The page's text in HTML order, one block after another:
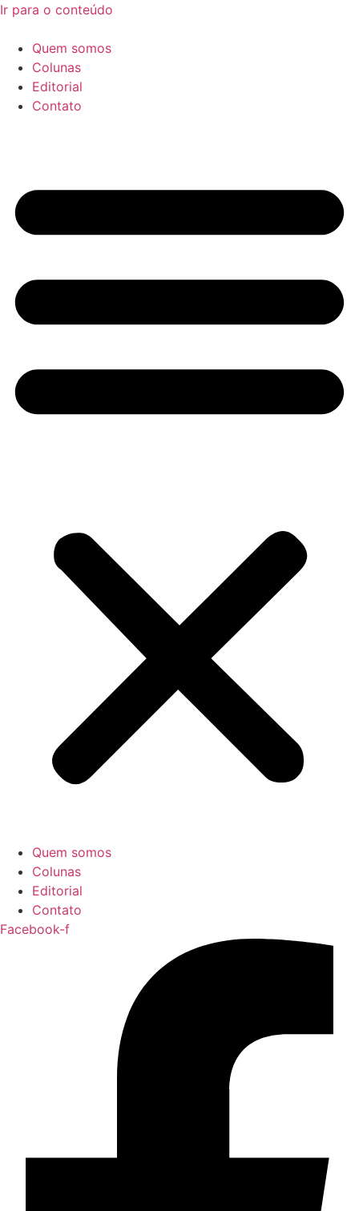
Ir para o conteúdo
Quem somos
Colunas
Editorial
Contato
Quem somos
Colunas
Editorial
Contato
Facebook-f